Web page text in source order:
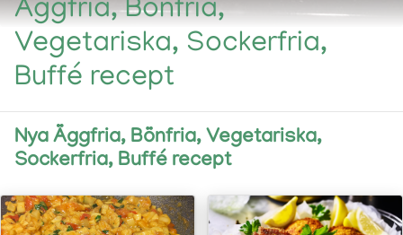
Äggfria, Bönfria,
Vegetariska, Sockerfria,
Buffé recept
Nya Äggfria, Bönfria, Vegetariska,
Sockerfria, Buffé recept